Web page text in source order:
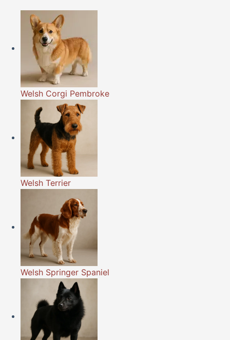
Welsh Corgi Pembroke
Welsh Terrier
Welsh Springer Spaniel